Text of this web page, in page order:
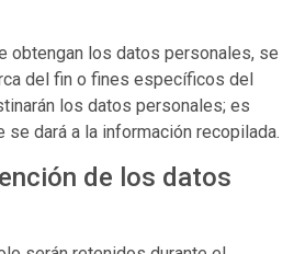
obtengan los datos personales, se
del fin o fines específicos del
los datos personales; es
se dará a la información recopilada.
de los datos